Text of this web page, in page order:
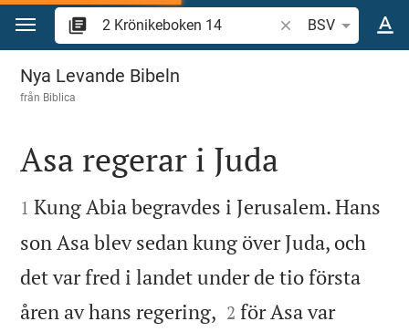
Hoppa till innehåll
Sök bibelvers eller
BSV
2 Krönikeboken 14
Nya Levande Bibeln
från Biblica

Asa regerar i Juda

1 Kung Abia begravdes i Jerusalem. Hans
son Asa blev sedan kung över Juda, och
det var fred i landet under de tio första
åren av hans regering, 

2 för Asa var